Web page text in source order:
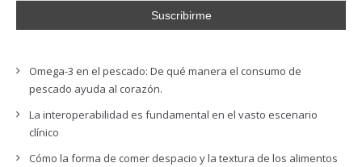
Omega-3 en el pescado: De qué manera el consumo de
pescado ayuda al corazón.
La interoperabilidad es fundamental en el vasto escenario
clínico
Cómo la forma de comer despacio y la textura de los alimentos